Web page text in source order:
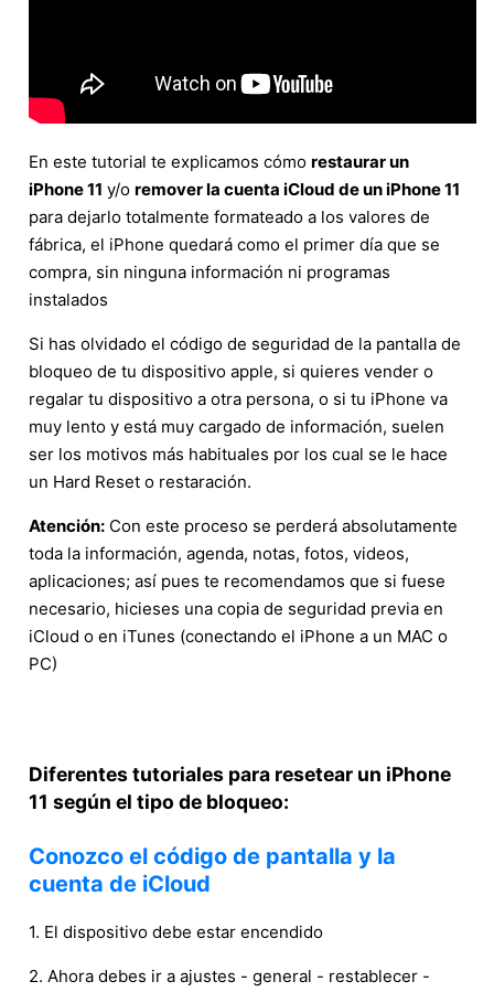
En este tutorial te explicamos cómo restaurar un
iPhone 11 y/o remover la cuenta iCloud de un iPhone 11
para dejarlo totalmente formateado a los valores de
fábrica, el iPhone quedará como el primer día que se
compra, sin ninguna información ni programas
instalados
Si has olvidado el código de seguridad de la pantalla de
bloqueo de tu dispositivo apple, si quieres vender o
regalar tu dispositivo a otra persona, o si tu iPhone va
muy lento y está muy cargado de información, suelen
ser los motivos más habituales por los cual se le hace
un Hard Reset o restaración.
Atención: Con este proceso se perderá absolutamente
toda la información, agenda, notas, fotos, videos,
aplicaciones; así pues te recomendamos que si fuese
necesario, hicieses una copia de seguridad previa en
iCloud o en iTunes (conectando el iPhone a un MAC o
PC)
Diferentes tutoriales para resetear un iPhone
11 según el tipo de bloqueo:
Conozco el código de pantalla y la
cuenta de iCloud
1. El dispositivo debe estar encendido
2. Ahora debes ir a ajustes - general - restablecer -